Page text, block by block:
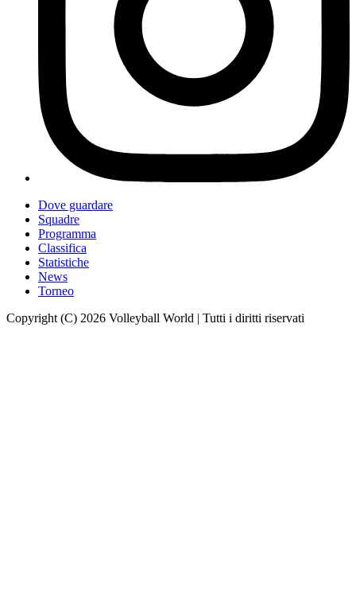
Dove guardare
Squadre
Programma
Classifica
Statistiche
News
Torneo
Copyright (C) 2026 Volleyball World | Tutti i diritti riservati